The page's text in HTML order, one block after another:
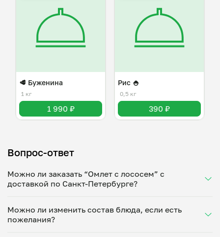
🥩 Буженина
1 кг
1 990 ₽
Рис 🍚
0,5 кг
390 ₽
Вопрос-ответ
Можно ли заказать “Омлет с лососем” с
доставкой по Санкт-Петербурге?
Укажите удобное время — и получите свежее
домашнее блюдо в большой порции прямо с плиты.
Можно ли изменить состав блюда, если есть
пожелания?